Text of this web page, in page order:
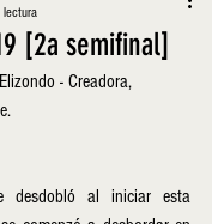
[2a semifinal]
al iniciar esta